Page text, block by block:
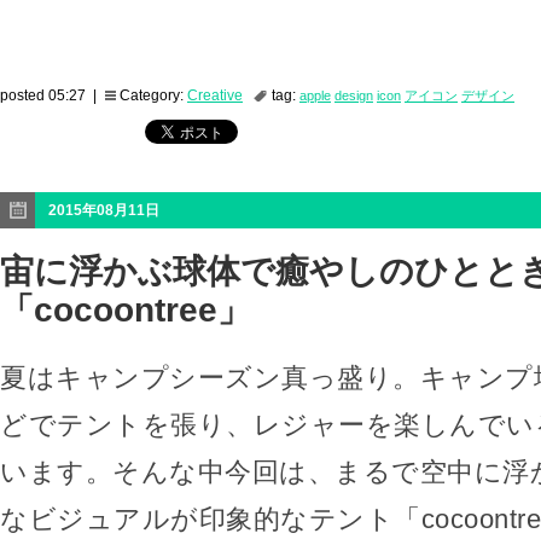
posted 05:27 | Category: Creative tag: apple design icon アイコン デザイン
2015年08月11日
宙に浮かぶ球体で癒やしのひとと
「cocoontree」
夏はキャンプシーズン真っ盛り。キャン
どでテントを張り、レジャーを楽しんで
います。そんな中今回は、まるで空中に浮
なビジュアルが印象的なテント「